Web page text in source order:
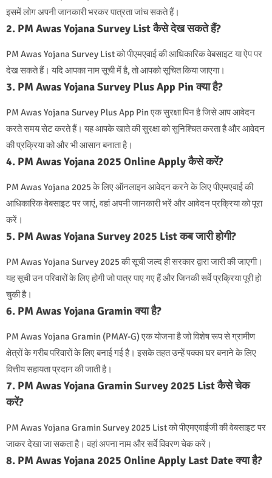
इसमें लोग अपनी जानकारी भरकर पात्रता जांच सकते हैं।
2. PM Awas Yojana Survey List कैसे देख सकते हैं?
PM Awas Yojana Survey List को पीएमएवाई की आधिकारिक वेबसाइट या ऐप पर
देख सकते हैं। यदि आपका नाम सूची में है, तो आपको सूचित किया जाएगा।
3. PM Awas Yojana Survey Plus App Pin क्या है?
PM Awas Yojana Survey Plus App Pin एक सुरक्षा पिन है जिसे आप आवेदन
करते समय सेट करते हैं। यह आपके खाते की सुरक्षा को सुनिश्चित करता है और आवेदन
की प्रक्रिया को और भी आसान बनाता है।
4. PM Awas Yojana 2025 Online Apply कैसे करें?
PM Awas Yojana 2025 के लिए ऑनलाइन आवेदन करने के लिए पीएमएवाई की
आधिकारिक वेबसाइट पर जाएं, वहां अपनी जानकारी भरें और आवेदन प्रक्रिया को पूरा
करें।
5. PM Awas Yojana Survey 2025 List कब जारी होगी?
PM Awas Yojana Survey 2025 की सूची जल्द ही सरकार द्वारा जारी की जाएगी।
यह सूची उन परिवारों के लिए होगी जो पात्र पाए गए हैं और जिनकी सर्वे प्रक्रिया पूरी हो
चुकी है।
6. PM Awas Yojana Gramin क्या है?
PM Awas Yojana Gramin (PMAY-G) एक योजना है जो विशेष रूप से ग्रामीण
क्षेत्रों के गरीब परिवारों के लिए बनाई गई है। इसके तहत उन्हें पक्का घर बनाने के लिए
वित्तीय सहायता प्रदान की जाती है।
7. PM Awas Yojana Gramin Survey 2025 List कैसे चेक
करें?
PM Awas Yojana Gramin Survey 2025 List को पीएमएवाईजी की वेबसाइट पर
जाकर देखा जा सकता है। वहां अपना नाम और सर्वे विवरण चेक करें।
8. PM Awas Yojana 2025 Online Apply Last Date क्या है?